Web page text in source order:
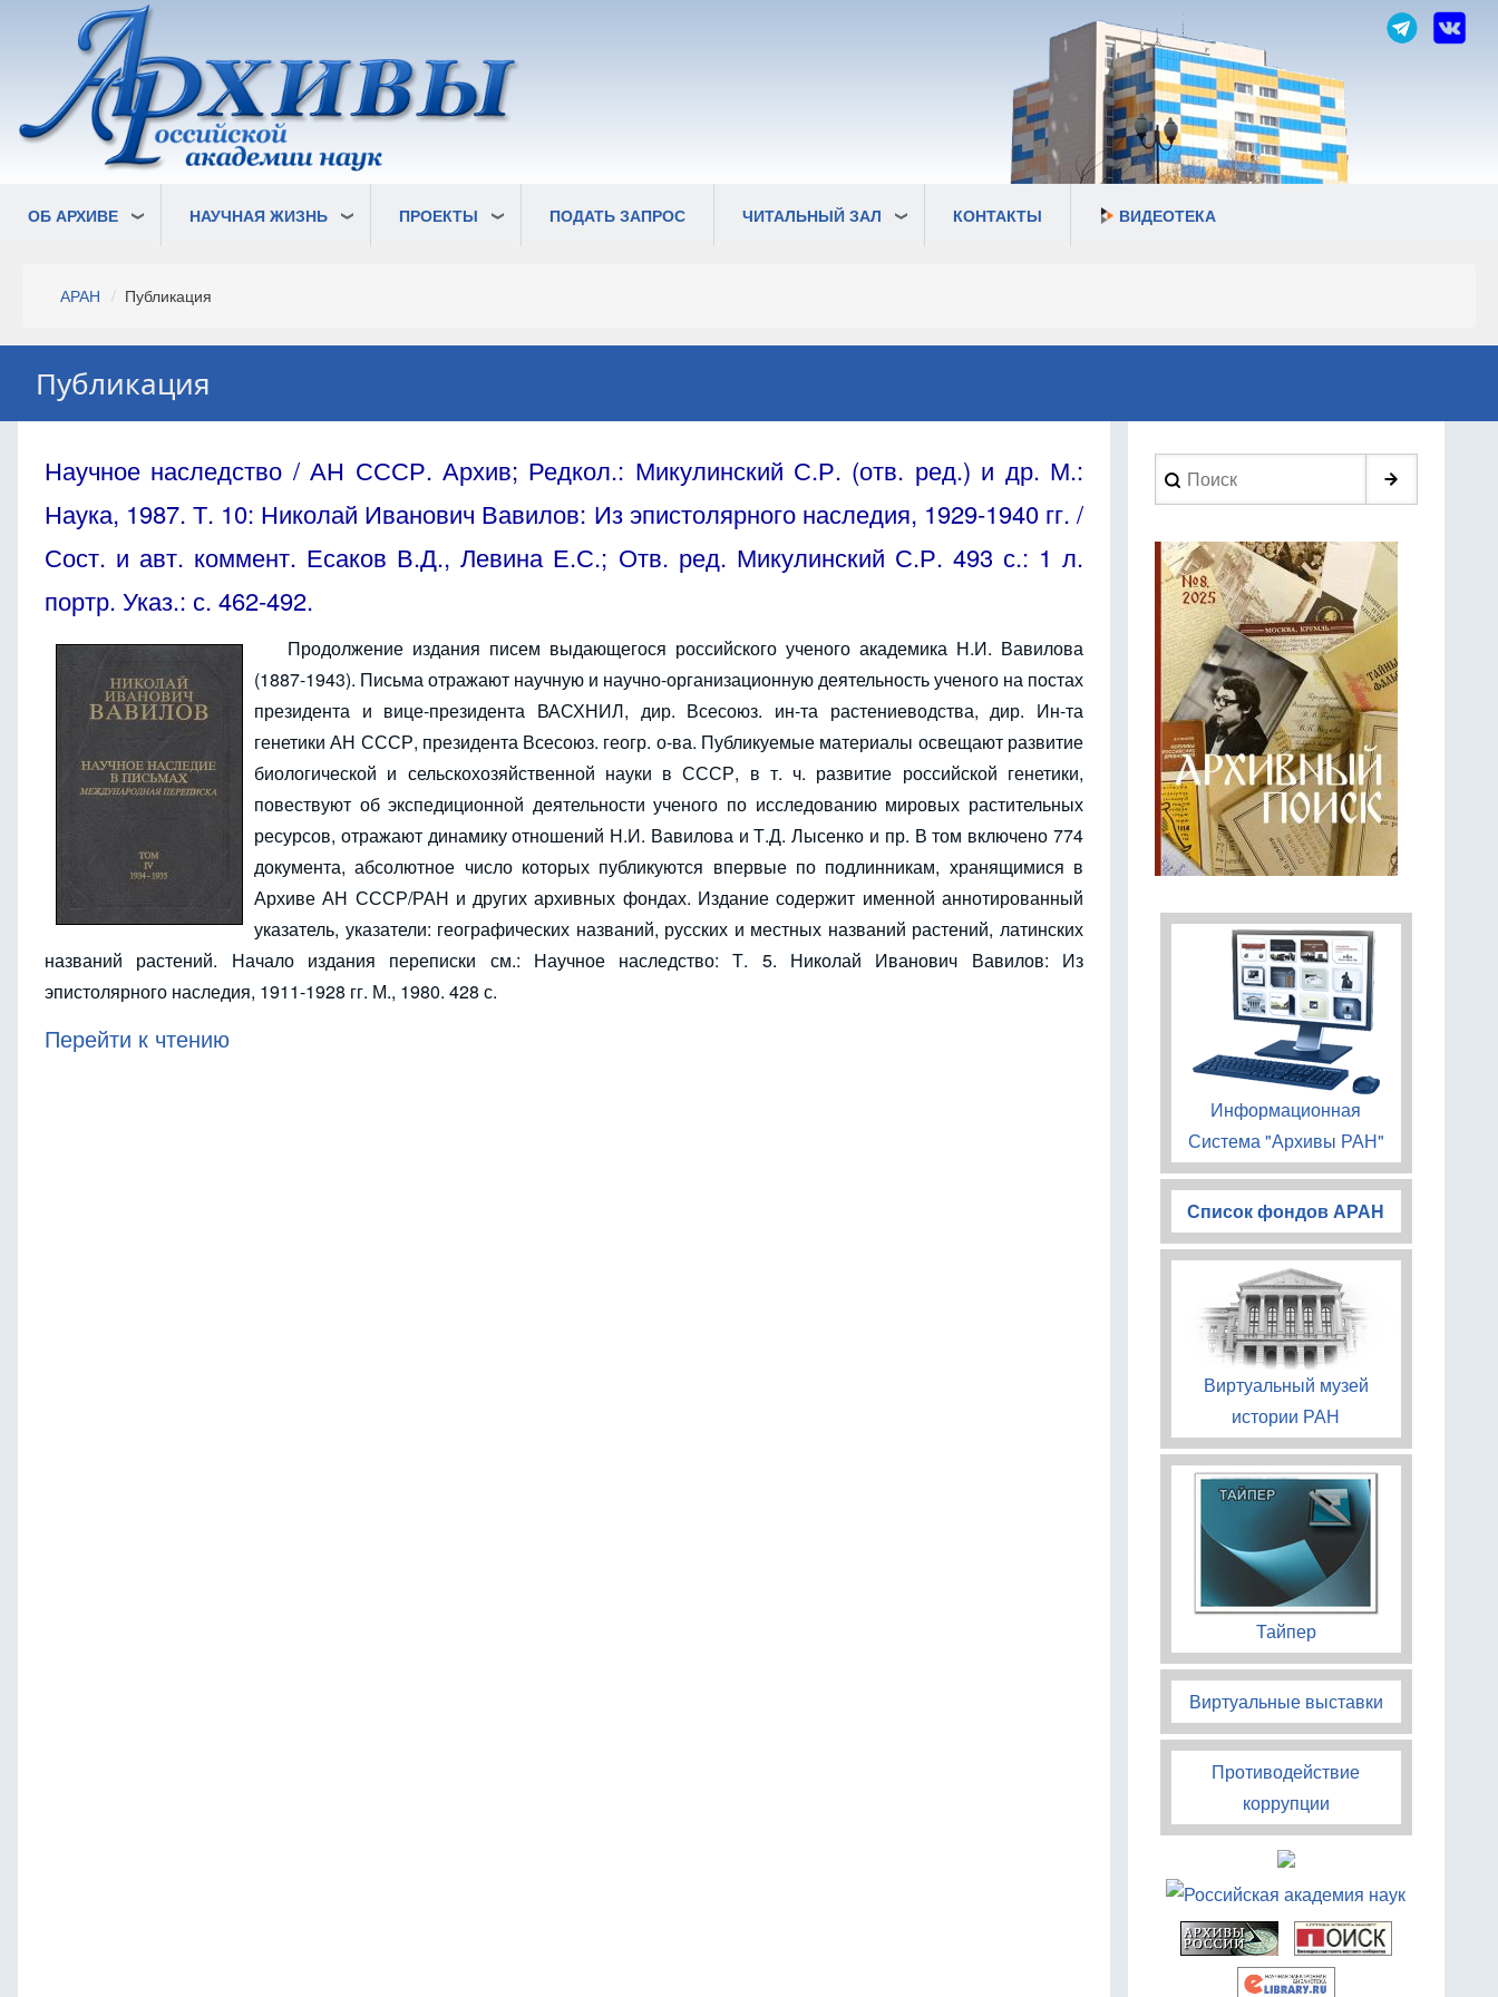
основному
содержанию
ОБ АРХИВЕ НАУЧНАЯ ЖИЗНЬ ПРОЕКТЫ ПОДАТЬ ЗАПРОС ЧИТАЛЬНЫЙ ЗАЛ КОНТАКТЫ ВИДЕОТЕКА
Строка
АРАН Публикация
Публикация
Научное наследство / АН СССР. Архив; Редкол.: Микулинский С.Р. (отв. ред.) и др. М.:
Наука, 1987. Т. 10: Николай Иванович Вавилов: Из эпистолярного наследия, 1929-1940 гг. /
Сост. и авт. коммент. Есаков В.Д., Левина Е.С.; Отв. ред. Микулинский С.Р. 493 с.: 1 л.
портр. Указ.: с. 462-492.
Продолжение издания писем выдающегося российского ученого академика Н.И. Вавилова
(1887-1943). Письма отражают научную и научно-организационную деятельность ученого на постах
президента и вице-президента ВАСХНИЛ, дир. Всесоюз. ин-та растениеводства, дир. Ин-та
генетики АН СССР, президента Всесоюз. геогр. о-ва. Публикуемые материалы освещают развитие
биологической и сельскохозяйственной науки в СССР, в т. ч. развитие российской генетики,
повествуют об экспедиционной деятельности ученого по исследованию мировых растительных
ресурсов, отражают динамику отношений Н.И. Вавилова и Т.Д. Лысенко и пр. В том включено 774
документа, абсолютное число которых публикуются впервые по подлинникам, хранящимися в
Архиве АН СССР/РАН и других архивных фондах. Издание содержит именной аннотированный
указатель, указатели: географических названий, русских и местных названий растений, латинских
названий растений. Начало издания переписки см.: Научное наследство: Т. 5. Николай Иванович Вавилов: Из
эпистолярного наследия, 1911-1928 гг. М., 1980. 428 с.
Перейти к чтению
Search
Информационная
Система "Архивы РАН"
Список фондов АРАН
Виртуальный музей
истории РАН
Тайпер
Виртуальные выставки
Противодействие
коррупции